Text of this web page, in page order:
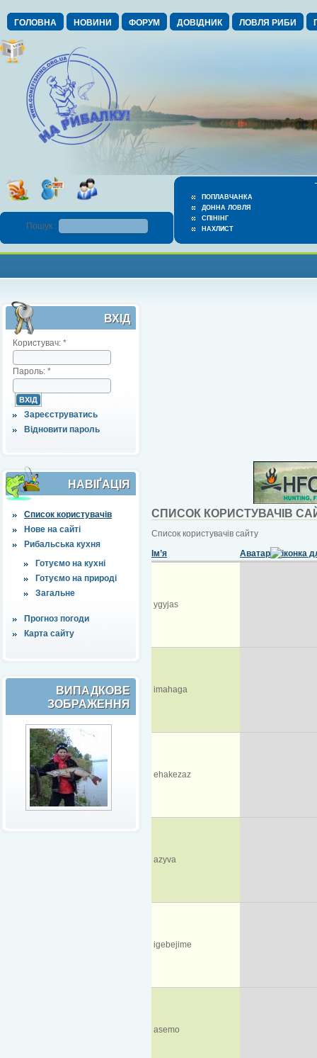
ГОЛОВНА НОВИНИ ФОРУМ ДОВІДНИК ЛОВЛЯ РИБИ
ПОПЛАВЧАНКА
ДОННА ЛОВЛЯ
СПІНІНГ
НАХЛИСТ
Пошук :
ВХІД
Користувач: *
Пароль: *
Зареєструватись
Відновити пароль
НАВІҐАЦІЯ
Список користувачів
Нове на сайті
Рибальська кухня
Готуємо на кухні
Готуємо на природі
Загальне
Прогноз погоди
Карта сайту
ВИПАДКОВЕ
ЗОБРАЖЕННЯ
СПИСОК КОРИСТУВАЧІВ
Список користувачів сайту
Ім’я
Аватар
ygyjas
imahaga
ehakezaz
azyva
igebejime
asemo